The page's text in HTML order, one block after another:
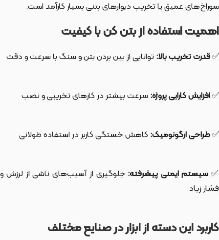
سوراخ‌های عمیق یا تخریب دیوارهای بتنی بسیار کارآمد است.
اهمیت استفاده از بتن کن با کیفیت
✅قدرت تخریب بالا: توانایی از بین بردن بتن و سنگ با سرعت و دقت
✅افزایش کارایی پروژه: سرعت بیشتر در کارهای تخریبی و نصب
✅طراحی ارگونومیک: کاهش خستگی کاربر در استفاده طولانی
✅ سیستم ایمنی پیشرفته:جلوگیری از آسیب‌های ناشی از لرزش و
فشار زیاد
کاربرد این دسته از ابزار در صنایع مختلف